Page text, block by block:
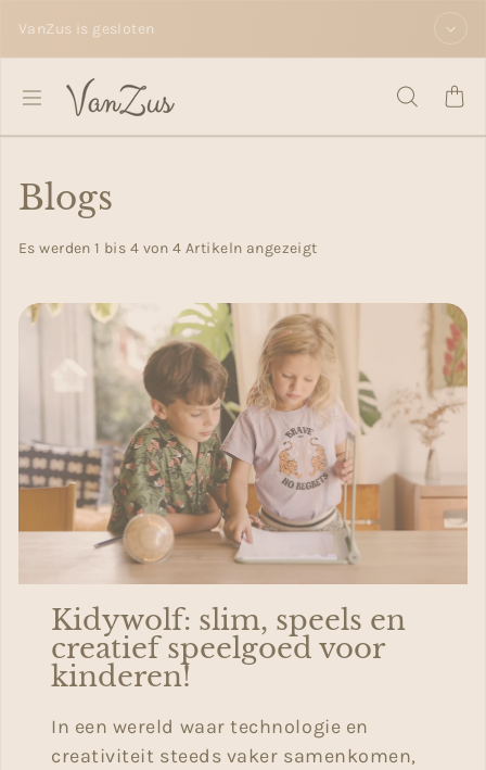
VanZus is gesloten
Blogs
Es werden 1 bis 4 von 4 Artikeln angezeigt
Kidywolf: slim, speels en
creatief speelgoed voor
kinderen!
In een wereld waar technologie en
creativiteit steeds vaker samenkomen,